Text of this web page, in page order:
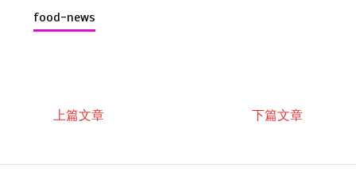
food-news
上篇文章 下篇文章